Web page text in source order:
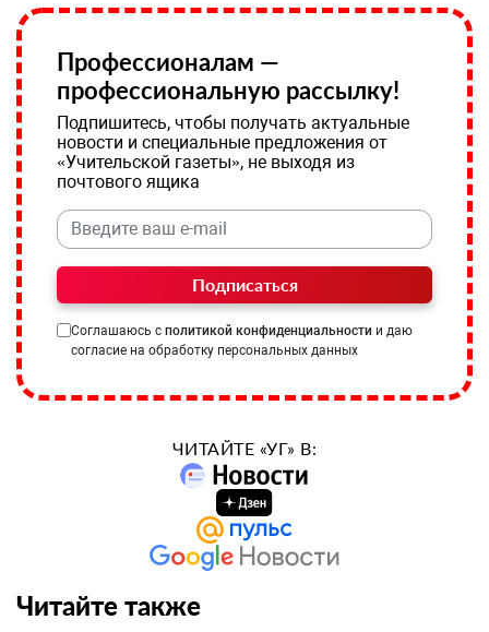
Профессионалам —
профессиональную рассылку!
Подпишитесь, чтобы получать актуальные
новости и специальные предложения от
«Учительской газеты», не выходя из
почтового ящика
Подписаться
Соглашаюсь с политикой конфиденциальности и даю
согласие на обработку персональных данных
ЧИТАЙТЕ «УГ» В:
Читайте также